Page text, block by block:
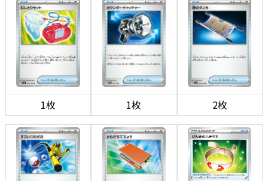
1枚 1枚 2枚